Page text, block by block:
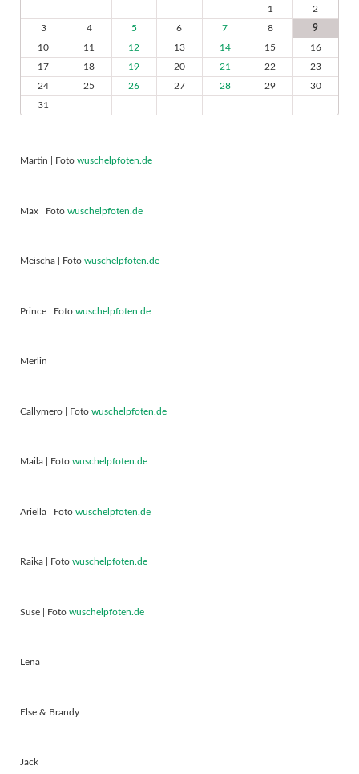
1
2
3
4 5 6 7 8
9
10
11 12 13 14 15
16
17
18 19 20 21 22
23
24
25 26 27 28 29
30
31
Martin | Foto wuschelpfoten.de
Max | Foto wuschelpfoten.de
Meischa | Foto wuschelpfoten.de
Prince | Foto wuschelpfoten.de
Merlin
Callymero | Foto wuschelpfoten.de
Maila | Foto wuschelpfoten.de
Ariella | Foto wuschelpfoten.de
Raika | Foto wuschelpfoten.de
Suse | Foto wuschelpfoten.de
Lena
Else & Brandy
Jack